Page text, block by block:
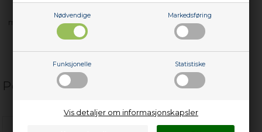
Nødvendige Markedsføring
Funksjonelle Statistiske
Vis detaljer om informasjonskapsler
med flere…
Populære relaterte produkter